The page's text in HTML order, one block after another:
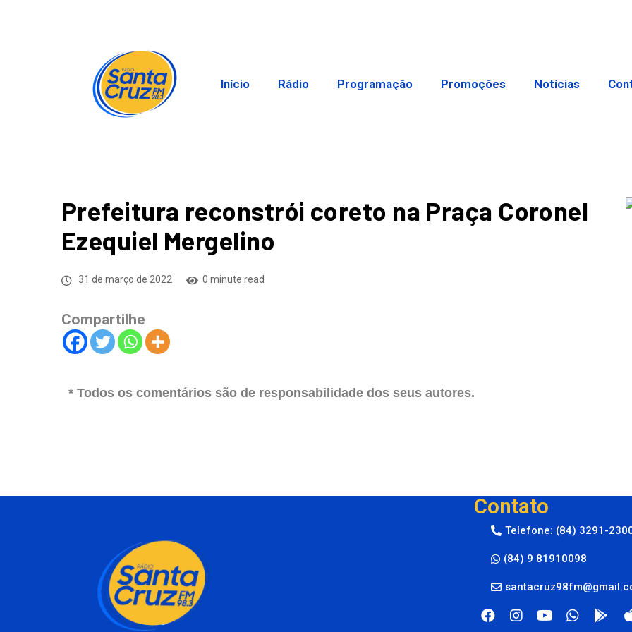
Início Rádio Programação Promoções Notícias
Prefeitura reconstrói coreto na Praça Coronel
Ezequiel Mergelino
31 de março de 2022 0 minute read
Compartilhe
* Todos os comentários são de responsabilidade dos seus autores.
Contato
Telefone: (84) 3291-
(84) 9 81910098